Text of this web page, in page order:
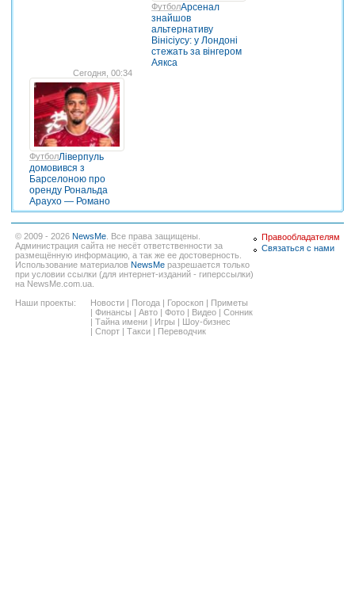
ФутболАрсенал
знайшов
альтернативу
Вінісіусу: у Лондоні
стежать за вінгером
Аякса
Сегодня, 00:34
ФутболЛіверпуль
домовився з
Барселоною про
оренду Рональда
Араухо — Романо
© 2009 - 2026 NewsMe . Все права защищены.
Администрация сайта не несёт ответственности за
размещённую информацию, а так же ее достоверность.
Использование материалов NewsMe разрешается только
при условии ссылки (для интернет-изданий - гиперссылки)
на NewsMe.com.ua.
Наши проекты:
Новости | Погода | Гороскоп | Приметы
| Финансы | Авто | Фото | Видео | Сонник
| Тайна имени | Игры | Шоу-бизнес
| Спорт | Такси | Переводчик
Правообладателям
Связаться с нами